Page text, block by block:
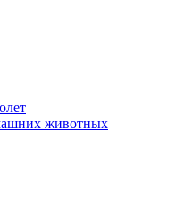
животных